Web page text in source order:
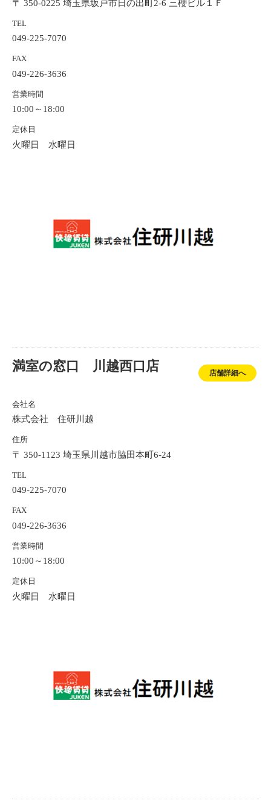
〒 350-0225 埼玉県坂戸市日の出町2-6 三櫻ビル１Ｆ
TEL
049-225-7070
FAX
049-226-3636
営業時間
10:00～18:00
定休日
火曜日 水曜日
満室の窓口 川越西口店 店舗詳細へ
会社名
株式会社 住研川越
住所
〒 350-1123 埼玉県川越市脇田本町6-24
TEL
049-225-7070
FAX
049-226-3636
営業時間
10:00～18:00
定休日
火曜日 水曜日